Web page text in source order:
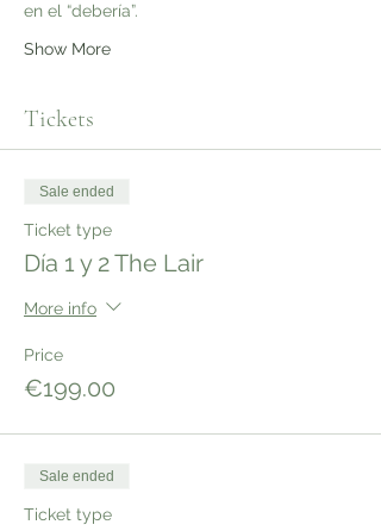
en el “debería”.
Show More
Tickets
Sale ended
Ticket type
Día 1 y 2 The Lair
More info
Price
€199.00
Sale ended
Ticket type